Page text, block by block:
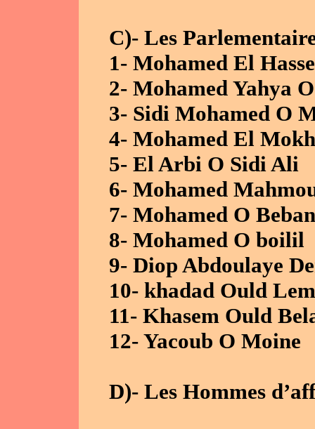
C)- Les
1- Mohamed El
2- Mohamed Yahya
3- Sidi Mohamed O
4- Mohamed El
5- El Arbi O Sidi Ali
6- Mohamed
7- Mohamed O
8- Mohamed O boilil
9- Diop Abdoulaye
10- khadad Ould
11- Khasem Ould
12- Yacoub O Moine
D)- Les Hommes